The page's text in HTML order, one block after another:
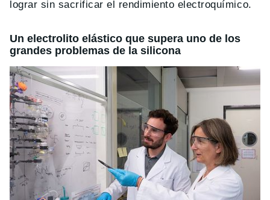
lograr sin sacrificar el rendimiento electroquímico.
Un electrolito elástico que supera uno de los
grandes problemas de la silicona